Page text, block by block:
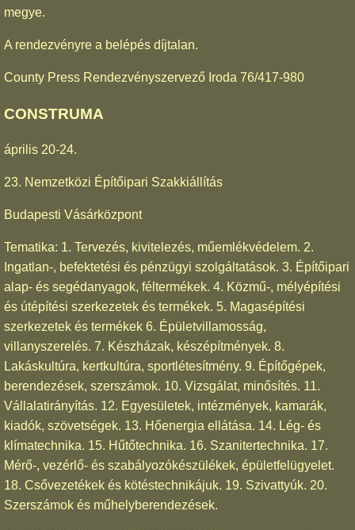
megye.
A rendezvényre a belépés díjtalan.
County Press Rendezvényszervező Iroda 76/417-980
CONSTRUMA
április 20-24.
23. Nemzetközi Építőipari Szakkiállítás
Budapesti Vásárközpont
Tematika: 1. Tervezés, kivitelezés, műemlékvédelem. 2.
Ingatlan-, befektetési és pénzügyi szolgáltatások. 3. Építőipari
alap- és segédanyagok, féltermékek. 4. Közmű-, mélyépítési
és útépítési szerkezetek és termékek. 5. Magasépítési
szerkezetek és termékek 6. Épületvillamosság,
villanyszerelés. 7. Készházak, készépítmények. 8.
Lakáskultúra, kertkultúra, sportlétesítmény. 9. Építőgépek,
berendezések, szerszámok. 10. Vizsgálat, minősítés. 11.
Vállalatirányítás. 12. Egyesületek, intézmények, kamarák,
kiadók, szövetségek. 13. Hőenergia ellátása. 14. Lég- és
klímatechnika. 15. Hűtőtechnika. 16. Szanitertechnika. 17.
Mérő-, vezérlő- és szabályozókészülékek, épületfelügyelet.
18. Csővezetékek és kötéstechnikájuk. 19. Szivattyúk. 20.
Szerszámok és műhelyberendezések.